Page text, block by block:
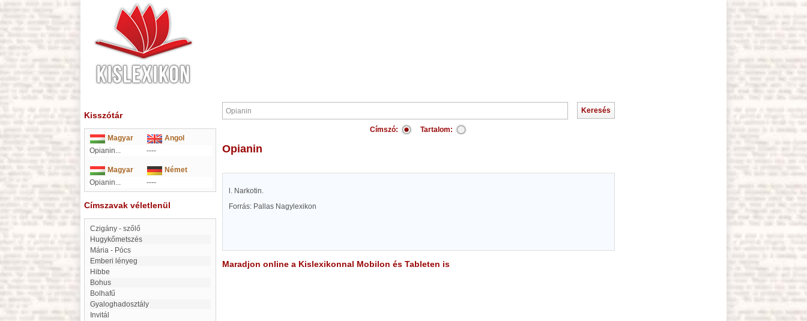
Kisszótár
Magyar
Angol
Opianin...
----
Magyar
Német
Opianin...
----
Címszavak véletlenül
Czigány - szőlő
Hugykőmetszés
Mária - Pócs
emberi lényeg
Hibbe
Bohus
Bolhafű
Gyaloghadosztály
invitál
Címszó: Tartalom:
Opianin
l. Narkotin.
Forrás: Pallas Nagylexikon
Maradjon online a Kislexikonnal Mobilon és Tableten is